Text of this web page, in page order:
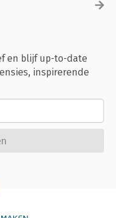
en blijf up-to-date
inspirerende